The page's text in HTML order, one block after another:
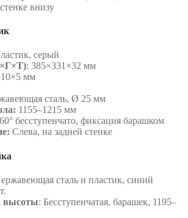
внизу
серый
: 385×331×32 мм
мм
сталь, Ø 25 мм
1155–1215 мм
бесступенчато, фиксация барашком
Слева, на задней стенке
сталь и пластик, синий
высоты: Бесступенчатая, барашек, 1195–